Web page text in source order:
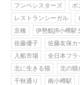
フンペシスターズ
ボ
レストランシーガル
京橋
伊勢鮨JR小樽駅
佐藤優子
佐藤友保カ
入船市場
全日本フラ
北に生きる猫
北の猫
千秋通り
南小樽駅